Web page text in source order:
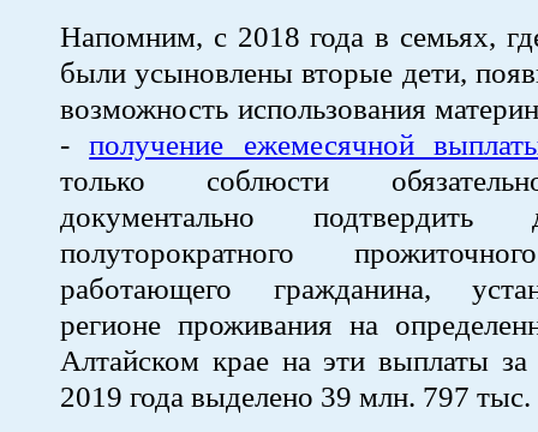
Напомним, с 2018 года в семьях,
были усыновлены вторые дети,
возможность использования
-получение ежемесячной
только соблюсти
документально
полуторократного
работающего гражданина,
регионе проживания на
Алтайском крае на эти выплаты
2019 года выделено 39 млн. 797